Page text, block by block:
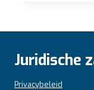
Juridische
Privacybeleid